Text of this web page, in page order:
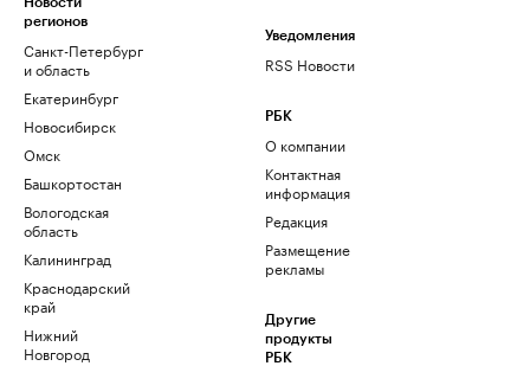
регионов
Санкт-Петербург
и область
Екатеринбург
Новосибирск
Омск
Башкортостан
Вологодская
область
Калининград
Краснодарский
край
Нижний
Новгород
Уведомления
RSS Новости
РБК
О компании
Контактная
информация
Редакция
Размещение
рекламы
Другие
продукты
РБК